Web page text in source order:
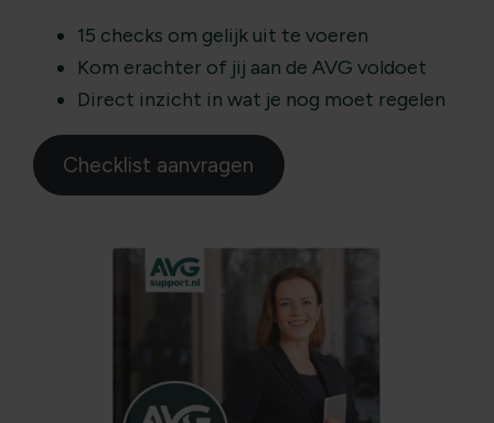
15 checks om gelijk uit te voeren
Kom erachter of jij aan de AVG voldoet
Direct inzicht in wat je nog moet regelen
Checklist aanvragen